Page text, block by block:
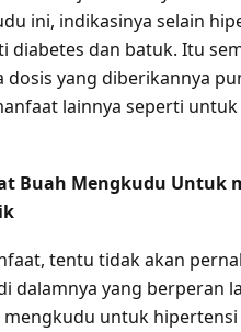
ini, indikasinya selain
diabetes dan batuk. Itu
dosis yang diberikannya
lainnya seperti
Buah Mengkudu Untuk
tentu tidak akan
dalamnya yang berperan
untuk hipertensi